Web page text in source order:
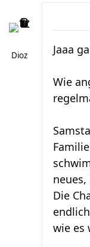
Dioz Jaaa
Wie
Die
wie es